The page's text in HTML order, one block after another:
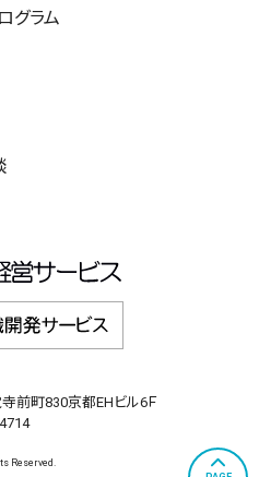
グラム
前町830京都EHビル6Ｆ
Reserved.